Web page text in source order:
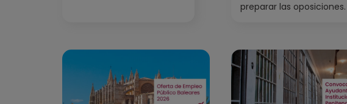
preparar las oposiciones.